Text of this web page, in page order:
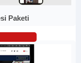
Paketi